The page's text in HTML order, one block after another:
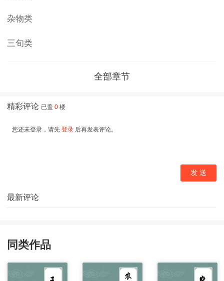
杂物类
三旬类
全部章节
同类作品